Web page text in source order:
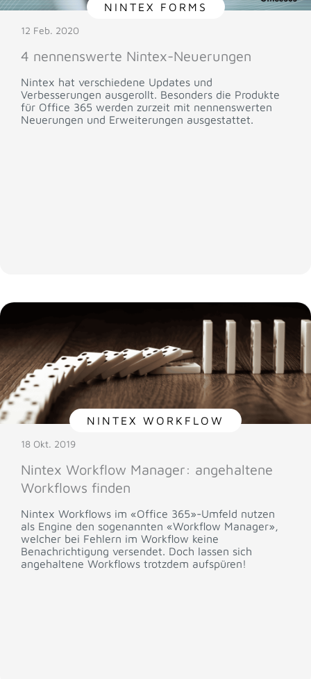
NINTEX FORMS
12 Feb. 2020
4 nennenswerte Nintex-Neuerungen
Nintex hat verschiedene Updates und
Verbesserungen ausgerollt. Besonders die Produkte
für Office 365 werden zurzeit mit nennenswerten
Neuerungen und Erweiterungen ausgestattet.
NINTEX WORKFLOW
18 Okt. 2019
Nintex Workflow Manager: angehaltene
Workflows finden
Nintex Workflows im «Office 365»-Umfeld nutzen
als Engine den sogenannten «Workflow Manager»,
welcher bei Fehlern im Workflow keine
Benachrichtigung versendet. Doch lassen sich
angehaltene Workflows trotzdem aufspüren!